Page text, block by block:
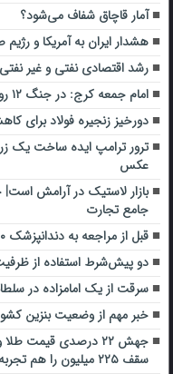
آمار قاچاق شفاف می‌شود؟
هشدار ایران به آمریکا و رژیم
رشد اقتصادی نفتی و غیر نفتی در ۱۴۰۳ +
امام جمعه کرج: در جنگ ۱۲ روزه صد‌ها قصه مثل واقعه طبس رخ داد
دورخیز زنجیره فولاد برای
ترور ترامپ ایده ساخت یک
عکس
بازار لاستیک در آرامش است|
جامع تجارت
قبل از مراجعه به دندانپزشک ۱۰۰ میلیون در جیب بگذارید
دو پیش‌شرط استفاده از ظرفیت‌
سرقت ‌از یک امامزاده در
خبر مهم از وضعیت بنزین
سقف ۲۲۵ میلیون را هم تجربه کرد